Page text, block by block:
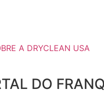
A DRYCLEAN USA
DO